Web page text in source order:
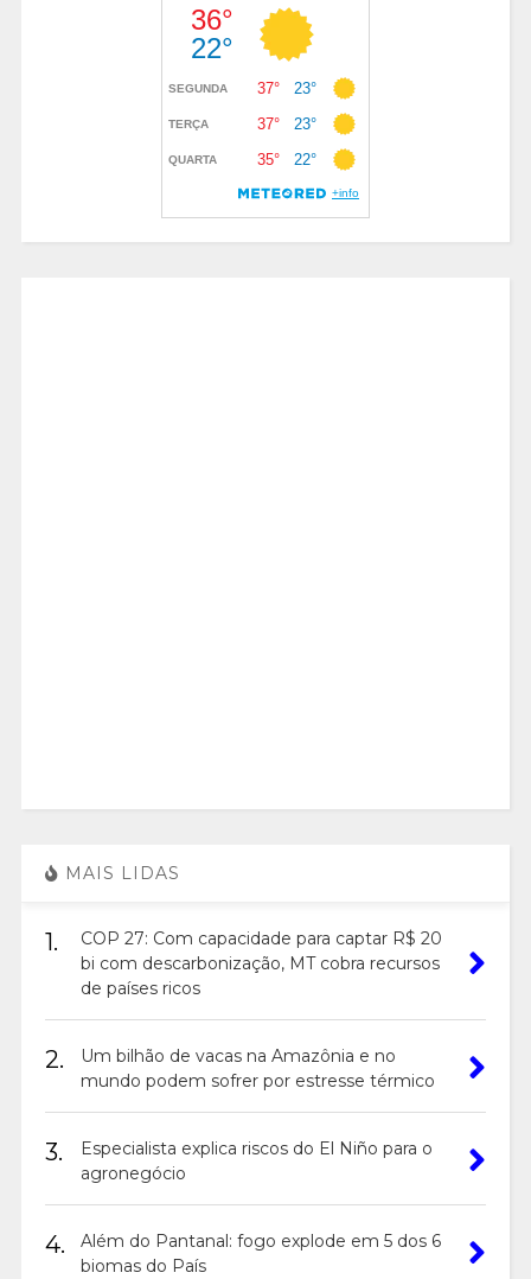
MAIS LIDAS
1.
COP 27: Com capacidade para captar R$ 20
bi com descarbonização, MT cobra recursos
de países ricos
2.
Um bilhão de vacas na Amazônia e no
mundo podem sofrer por estresse térmico
3.
Especialista explica riscos do El Niño para o
agronegócio
4.
Além do Pantanal: fogo explode em 5 dos 6
biomas do País